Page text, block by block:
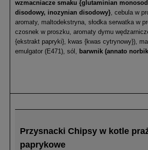
wzmacniacze smaku {glutaminian
disodowy, inozynian disodowy}, cebula w
aromaty, maltodekstryna, słodka serwatka w
czosnek w proszku, aromaty dymu
{ekstrakt papryki}, kwas {kwas cytrynowy}),
emulgator (E471), sól, barwnik (annato
Przysnacki Chipsy w kotle
paprykowe